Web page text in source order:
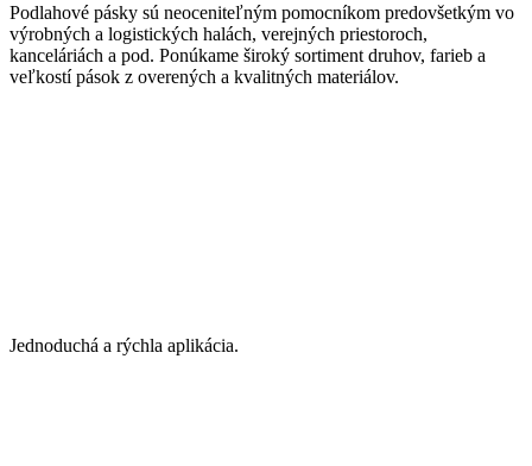
Podlahové pásky sú neoceniteľným pomocníkom predovšetkým vo
výrobných a logistických halách, verejných priestoroch,
kanceláriách a pod. Ponúkame široký sortiment druhov, farieb a
veľkostí pások z overených a kvalitných materiálov.
Jednoduchá a rýchla aplikácia.